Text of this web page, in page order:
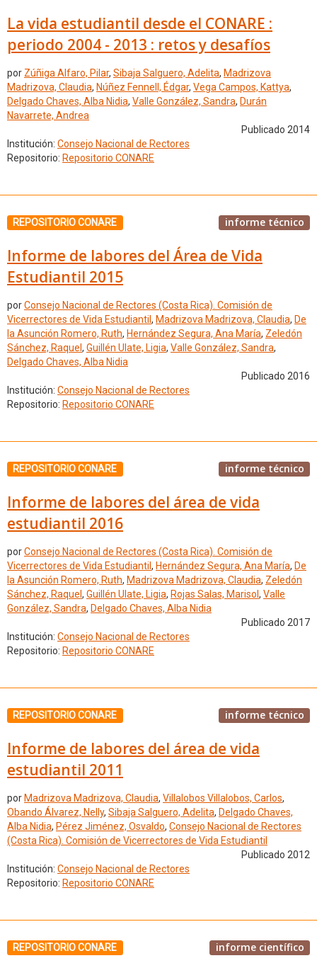
La vida estudiantil desde el CONARE :
periodo 2004 - 2013 : retos y desafíos
por Zúñiga Alfaro, Pilar, Sibaja Salguero, Adelita, Madrizova
Madrizova, Claudia, Núñez Fennell, Édgar, Vega Campos, Kattya,
Delgado Chaves, Alba Nidia, Valle González, Sandra, Durán
Navarrete, Andrea
Publicado 2014
Institución: Consejo Nacional de Rectores
Repositorio: Repositorio CONARE
REPOSITORIO CONARE informe técnico
Informe de labores del Área de Vida
Estudiantil 2015
porConsejo Nacional de Rectores (Costa Rica). Comisión de
Vicerrectores de Vida Estudiantil , Madrizova Madrizova, Claudia, De
la Asunción Romero, Ruth, Hernández Segura, Ana María, Zeledón
Sánchez, Raquel , Guillén Ulate, Ligia, Valle González, Sandra,
Delgado Chaves, Alba Nidia
Publicado 2016
Institución: Consejo Nacional de Rectores
Repositorio: Repositorio CONARE
REPOSITORIO CONARE informe técnico
Informe de labores del área de vida
estudiantil 2016
porConsejo Nacional de Rectores (Costa Rica). Comisión de
Vicerrectores de Vida Estudiantil , Hernández Segura, Ana María, De
la Asunción Romero, Ruth, Madrizova Madrizova, Claudia, Zeledón
Sánchez, Raquel , Guillén Ulate, Ligia, Rojas Salas, Marisol , Valle
González, Sandra, Delgado Chaves, Alba Nidia
Publicado 2017
Institución: Consejo Nacional de Rectores
Repositorio: Repositorio CONARE
REPOSITORIO CONARE informe técnico
Informe de labores del área de vida
estudiantil 2011
por Madrizova Madrizova, Claudia, Villalobos Villalobos, Carlos,
Obando Álvarez, Nelly, Sibaja Salguero, Adelita, Delgado Chaves,
Alba Nidia, Pérez Jiménez, Osvaldo, Consejo Nacional de Rectores
(Costa Rica). Comisión de Vicerrectores de Vida Estudiantil
Publicado 2012
Institución: Consejo Nacional de Rectores
Repositorio: Repositorio CONARE
REPOSITORIO CONARE informe científico